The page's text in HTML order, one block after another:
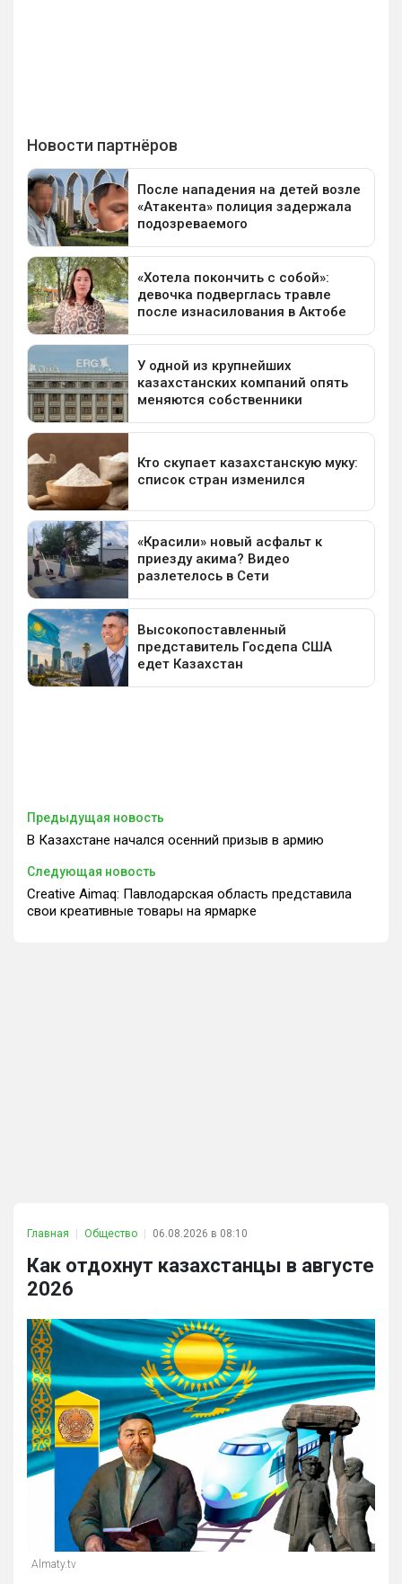
Предыдущая новость
В Казахстане начался осенний призыв в армию
Следующая новость
Creative Aimaq: Павлодарская область представила
свои креативные товары на ярмарке
Главная Общество 06.08.2026 в 08:10
Как отдохнут казахстанцы в августе
2026
Almaty.tv